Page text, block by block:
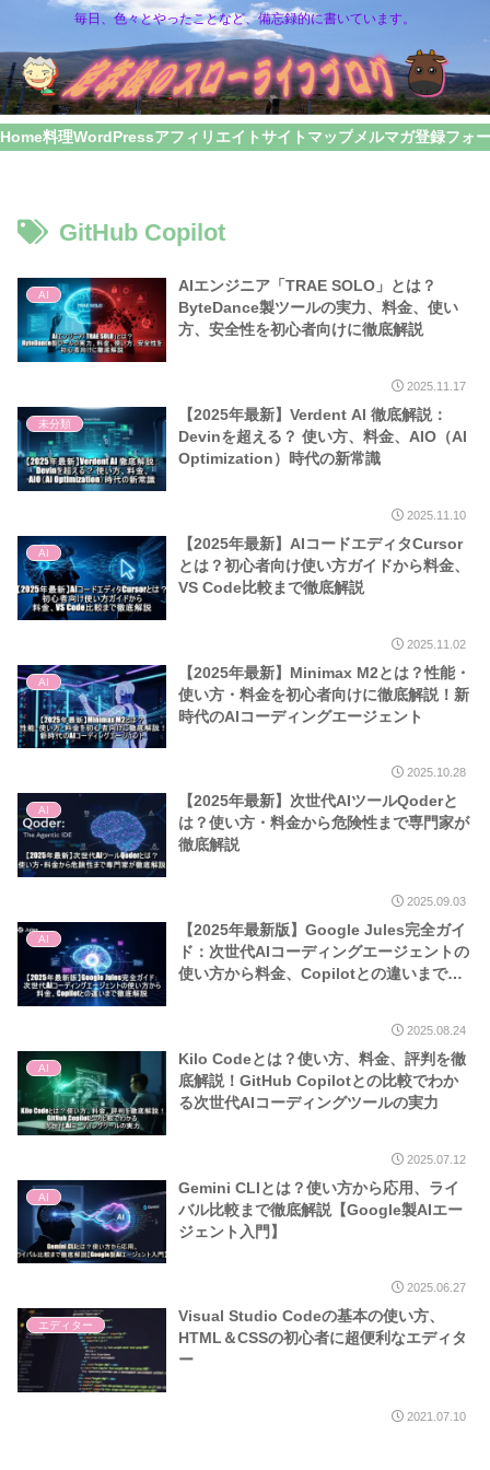
毎日、色々とやったことなど、備忘録的に書いています。
Home料理WordPressアフィリエイトサイトマップメルマガ登録フォ
GitHub Copilot
AI
AIエンジニア「TRAE SOLO」とは？
ByteDance製ツールの実力、料金、使い
方、安全性を初心者向けに徹底解説
2025.11.17
未分類
【2025年最新】Verdent AI 徹底解説：
Devinを超える？ 使い方、料金、AIO（AI
Optimization）時代の新常識
2025.11.10
AI
【2025年最新】AIコードエディタCursor
とは？初心者向け使い方ガイドから料金、
VS Code比較まで徹底解説
2025.11.02
AI
【2025年最新】Minimax M2とは？性能・
使い方・料金を初心者向けに徹底解説！新
時代のAIコーディングエージェント
2025.10.28
AI
【2025年最新】次世代AIツールQoderと
は？使い方・料金から危険性まで専門家が
徹底解説
2025.09.03
AI
【2025年最新版】Google Jules完全ガイ
ド：次世代AIコーディングエージェントの
使い方から料金、Copilotとの違いまで徹
2025.08.24
AI
Kilo Codeとは？使い方、料金、評判を徹
底解説！GitHub Copilotとの比較でわか
る次世代AIコーディングツールの実力
2025.07.12
AI
Gemini CLIとは？使い方から応用、ライ
バル比較まで徹底解説【Google製AIエー
ジェント入門】
2025.06.27
エディター
Visual Studio Codeの基本の使い方、
HTML＆CSSの初心者に超便利なエディタ
ー
2021.07.10